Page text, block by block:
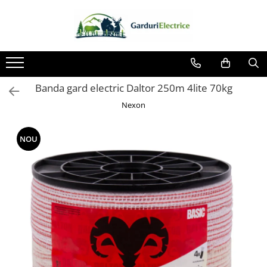
Toate Produsele
Impulsor - Generator Impulsuri -
Pulsator Gard Electric
NEXON BEASTSHOCK
NEXON SRONGSHOCK
DALTOR
NEXON EASYSHOCK și PITISHOCK
Izolatori Gard Electric
Izolatori – Utilizare generală
Izolatori Plat
Izolatori cu filet metric
Izolatori pentru colț
Banda gard electric Daltor 250m 4lite 70kg
Nexon
NOU